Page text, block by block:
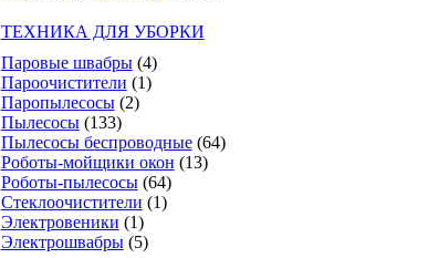
ТЕХНИКА ДЛЯ УБОРКИ
Паровые швабры (4)
Пароочистители (1)
Паропылесосы (2)
Пылесосы (133)
Пылесосы беспроводные (64)
Роботы-мойщики окон (13)
Роботы-пылесосы (64)
Стеклоочистители (1)
Электровеники (1)
Электрошвабры (5)